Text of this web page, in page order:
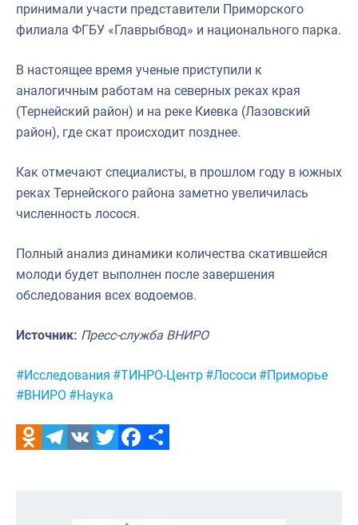
принимали участи представители Приморского
филиала ФГБУ «Главрыбвод» и национального парка.
В настоящее время ученые приступили к
аналогичным работам на северных реках края
(Тернейский район) и на реке Киевка (Лазовский
район), где скат происходит позднее.
Как отмечают специалисты, в прошлом году в южных
реках Тернейского района заметно увеличилась
численность лосося.
Полный анализ динамики количества скатившейся
молоди будет выполнен после завершения
обследования всех водоемов.
Источник: Пресс-служба ВНИРО
Метки:
#Исследования #ТИНРО-Центр #Лососи #Приморье
#ВНИРО #Наука